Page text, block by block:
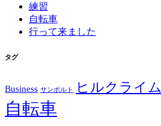
練習
自転車
行って来ました
タグ
Business サンボルト ヒルクライム
自転車